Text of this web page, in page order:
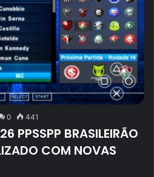
0 441
PPSSPP BRASILEIRÃO
COM NOVAS